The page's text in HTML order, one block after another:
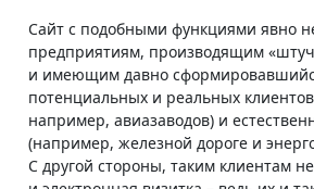
Сайт с подобными функциями явно
предприятиям, производящим
и имеющим давно
потенциальных и реальных клиентов
например, авиазаводов) и
(например, железной дороге и
С другой стороны, таким клиентам